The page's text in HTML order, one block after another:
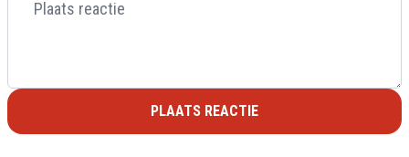
PLAATS REACTIE